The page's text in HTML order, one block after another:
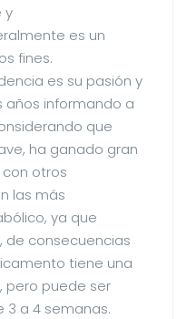
y
es un
fines.
es su pasión y
años informando a
que
ha ganado gran
otros
las más
ya que
de consecuencias
tiene una
pero puede ser
a 4 semanas.